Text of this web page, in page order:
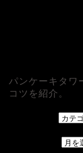
パンケーキタワ
コツを紹介。